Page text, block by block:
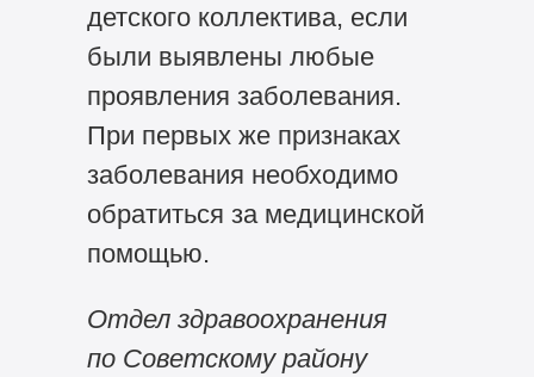
детского коллектива, если
были выявлены любые
проявления заболевания.
При первых же признаках
заболевания необходимо
обратиться за медицинской
помощью.
Отдел здравоохранения
по Советскому району